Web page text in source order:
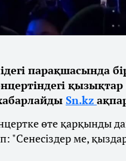
парақшасында
Sn.kz
өте қарқынды
"Сенесіздер ме,